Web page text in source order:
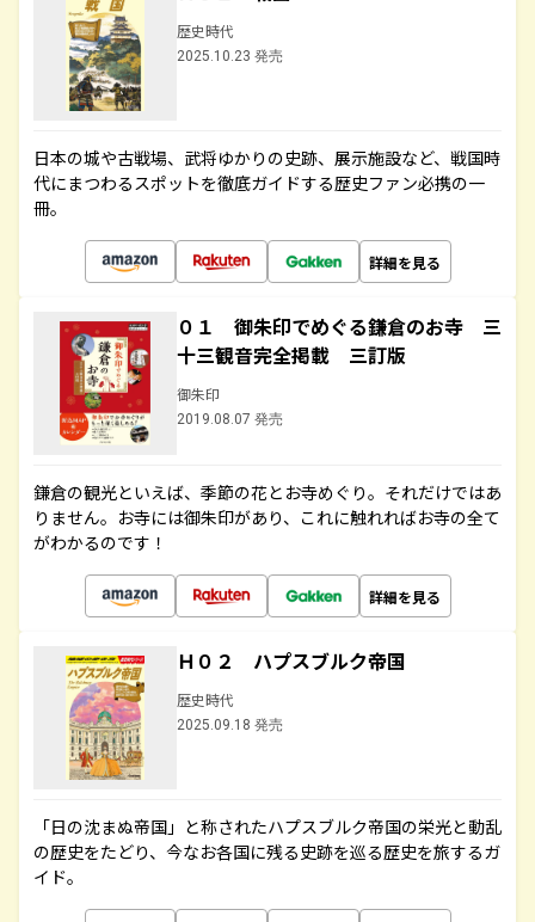
歴史時代
2025.10.23 発売
日本の城や古戦場、武将ゆかりの史跡、展示施設など、戦国時
代にまつわるスポットを徹底ガイドする歴史ファン必携の一
冊。
詳細を見る
０１ 御朱印でめぐる鎌倉のお寺 三
十三観音完全掲載 三訂版
御朱印
2019.08.07 発売
鎌倉の観光といえば、季節の花とお寺めぐり。それだけではあ
りません。お寺には御朱印があり、これに触れればお寺の全て
がわかるのです！
詳細を見る
Ｈ０２ ハプスブルク帝国
歴史時代
2025.09.18 発売
「日の沈まぬ帝国」と称されたハプスブルク帝国の栄光と動乱
の歴史をたどり、今なお各国に残る史跡を巡る歴史を旅するガ
イド。